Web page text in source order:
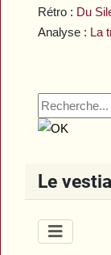
Rétro : Du
Analyse : La
Le